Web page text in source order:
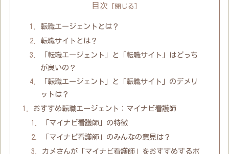
目次
転職エージェントとは？
転職サイトとは？
「転職エージェント」と「転職サイト」はどっち
が良いの？
「転職エージェント」と「転職サイト」のデメリ
ットは？
おすすめ転職エージェント：マイナビ看護師
「マイナビ看護師」の特徴
「マイナビ看護師」のみんなの意見は？
カメさんが「マイナビ看護師」をおすすめするポ